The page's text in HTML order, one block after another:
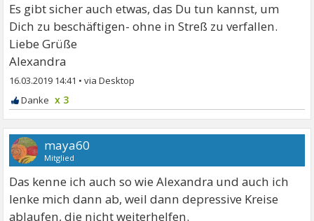
Es gibt sicher auch etwas, das Du tun kannst, um
Dich zu beschäftigen- ohne in Streß zu verfallen.
Liebe Grüße
Alexandra
16.03.2019 14:41 •
x 3
maya60
Mitglied
Das kenne ich auch so wie Alexandra und auch ich
lenke mich dann ab, weil dann depressive Kreise
ablaufen, die nicht weiterhelfen.